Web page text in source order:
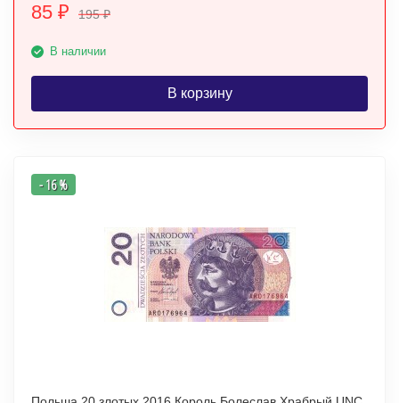
85 ₽ 195₽
В наличии
В корзину
- 16 %